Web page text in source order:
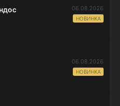
06.08.2026
НОВИНКА
06.08.2026
НОВИНКА